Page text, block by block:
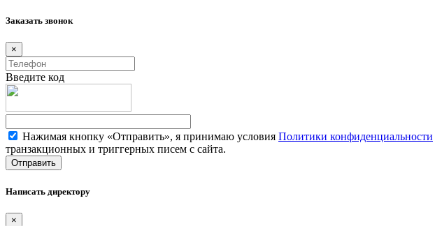
Заказать звонок
×
Введите код
Нажимая кнопку «Отправить», я принимаю условия Политики конфиденциальности
транзакционных и триггерных писем с сайта.
Написать директору
×